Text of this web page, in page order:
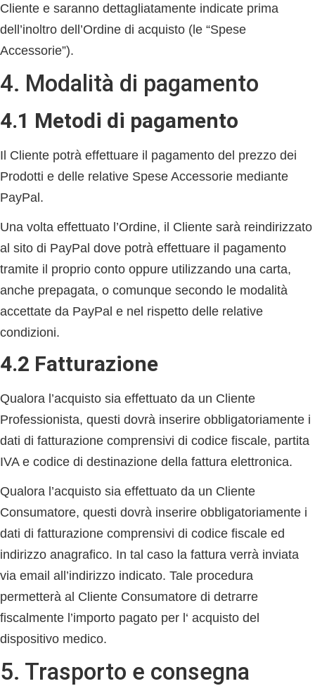
Cliente e saranno dettagliatamente indicate prima
dell’inoltro dell’Ordine di acquisto (le “Spese
Accessorie”).
4. Modalità di pagamento
4.1 Metodi di pagamento
Il Cliente potrà effettuare il pagamento del prezzo dei
Prodotti e delle relative Spese Accessorie mediante
PayPal.
Una volta effettuato l’Ordine, il Cliente sarà reindirizzato
al sito di PayPal dove potrà effettuare il pagamento
tramite il proprio conto oppure utilizzando una carta,
anche prepagata, o comunque secondo le modalità
accettate da PayPal e nel rispetto delle relative
condizioni.
4.2 Fatturazione
Qualora l’acquisto sia effettuato da un Cliente
Professionista, questi dovrà inserire obbligatoriamente i
dati di fatturazione comprensivi di codice fiscale, partita
IVA e codice di destinazione della fattura elettronica.
Qualora l’acquisto sia effettuato da un Cliente
Consumatore, questi dovrà inserire obbligatoriamente i
dati di fatturazione comprensivi di codice fiscale ed
indirizzo anagrafico. In tal caso la fattura verrà inviata
via email all’indirizzo indicato. Tale procedura
permetterà al Cliente Consumatore di detrarre
fiscalmente l’importo pagato per l‘ acquisto del
dispositivo medico.
5. Trasporto e consegna